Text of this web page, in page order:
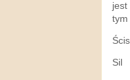
tym
Sil